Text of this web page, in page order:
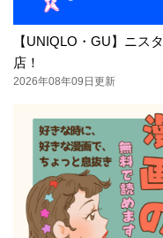
【UNIQLO・GU】ニスタ
店！
2026年08年09日更新